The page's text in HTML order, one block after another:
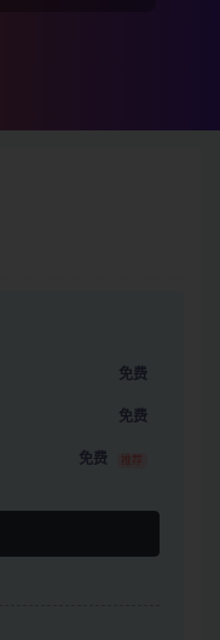
免费
免费
免费 推荐